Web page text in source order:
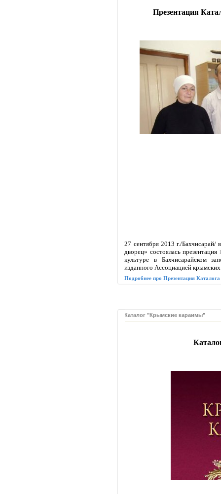
Презентация
27 сентября 2013 г./
дворец» состоялась презентация
культуре в Бахчисарайском
изданного Ассоциацией
Подробнее про Презентация
Каталог "Крымские караимы"